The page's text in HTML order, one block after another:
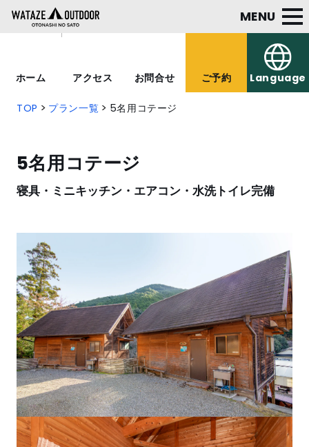
MENU
ホーム アクセス お問合せ ご予約 Language
TOP プラン一覧 5名用コテージ
5名用コテージ
寝具・ミニキッチン・エアコン・水洗トイレ完備